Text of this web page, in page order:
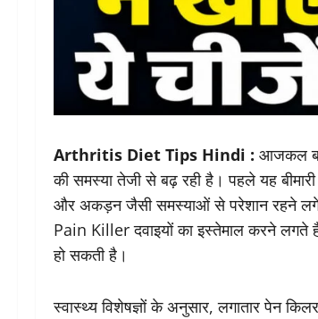
Arthritis Diet Tips Hindi : आजकल
की समस्या तेजी से बढ़ रही है। पहले यह
और अकड़न जैसी समस्याओं से परेशान रहने लगे
Pain Killer दवाइयों का इस्तेमाल करने लगते
हो सकती है।
स्वास्थ्य विशेषज्ञों के अनुसार, लगातार पेन